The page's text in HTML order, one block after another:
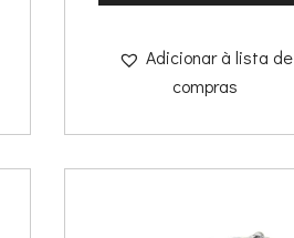
Adicionar à lista de
compras